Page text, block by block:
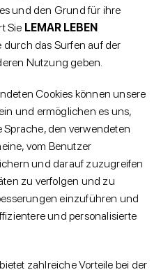
und den Grund für ihre
Sie LEMAR LEBEN
durch das Surfen auf der
Nutzung geben.
Cookies können unsere
und ermöglichen es uns,
den verwendeten
vom Benutzer
und darauf zuzugreifen
zu verfolgen und zu
einzuführen und
und personalisierte
zahlreiche Vorteile bei der